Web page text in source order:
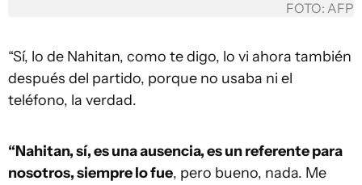
FOTO: AFP
“Sí, lo de Nahitan, como te digo, lo vi ahora también
después del partido, porque no usaba ni el
teléfono, la verdad.
“Nahitan, sí, es una ausencia, es un referente para
nosotros, siempre lo fue, pero bueno, nada. Me